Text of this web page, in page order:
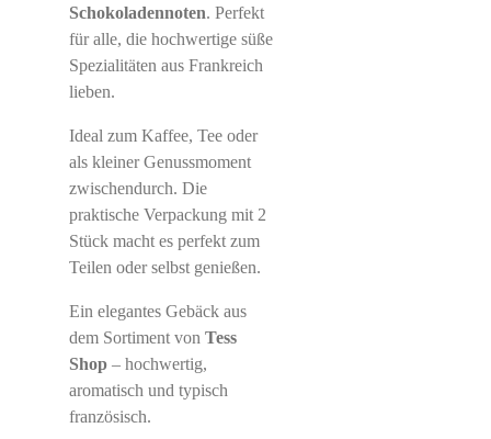
Schokoladennoten. Perfekt
für alle, die hochwertige süße
Spezialitäten aus Frankreich
lieben.
Ideal zum Kaffee, Tee oder
als kleiner Genussmoment
zwischendurch. Die
praktische Verpackung mit 2
Stück macht es perfekt zum
Teilen oder selbst genießen.
Ein elegantes Gebäck aus
dem Sortiment von Tess
Shop– hochwertig,
aromatisch und typisch
französisch.